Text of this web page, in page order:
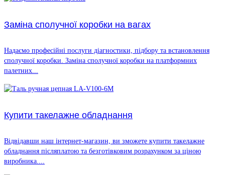
Заміна сполучної коробки на вагах
Надаємо професійні послуги діагностики, підбору та встановлення
сполучної коробки. Заміна сполучної коробки на платформних
палетних...
Купити такелажне обладнання
Відвідавши наш інтернет-магазин, ви зможете купити такелажне
обладнання післяплатою та безготівковим розрахунком за ціною
виробника....